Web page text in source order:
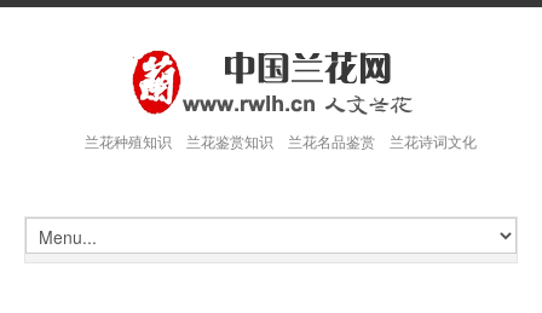
兰花种殖知识 兰花鉴赏知识 兰花名品鉴赏 兰花诗词文化